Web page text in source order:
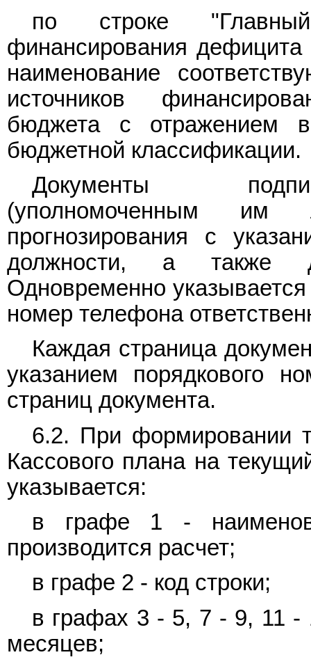
по строке "Главный
финансирования
наименование
источников
бюджета с отражением
бюджетной классификации.
Документы
(уполномоченным им
прогнозирования с
должности, а также
Одновременно
номер телефона
Каждая страница
указанием порядкового
страниц документа.
6.2. При формировании
Кассового плана на
указывается:
в графе 1 -
производится расчет;
в графе 2 - код строки;
в графах 3 - 5, 7 - 9, 11 -
месяцев;